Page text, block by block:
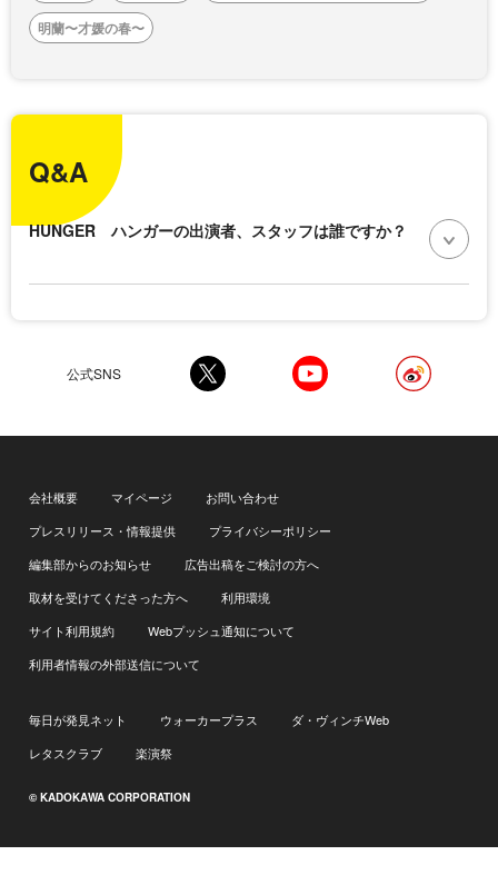
明蘭〜才媛の春〜
Q&A
HUNGER ハンガーの出演者、スタッフは誰ですか？
公式SNS
会社概要 マイページ
お問い合わせ
プレスリリース・情報提供
プライバシーポリシー
編集部からのお知らせ
広告出稿をご検討の方へ
取材を受けてくださった方へ
利用環境
サイト利用規約
Webプッシュ通知について
利用者情報の外部送信について
毎日が発見ネット ウォーカープラス
ダ・ヴィンチWeb
レタスクラブ
楽演祭
© KADOKAWA CORPORATION